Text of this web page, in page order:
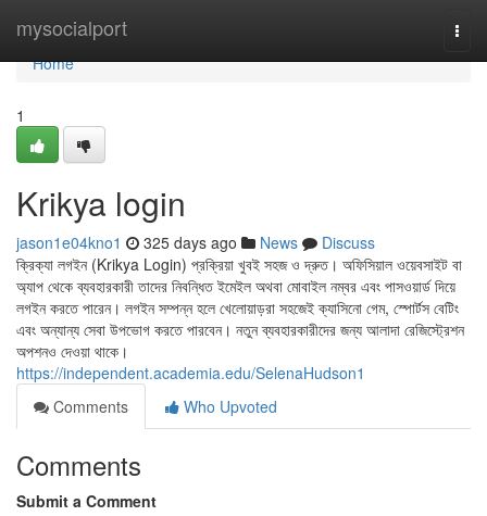
mysocialport
Home
Home
1
Krikya login
jason1e04kno1 325 days ago News
Discuss
ক্রিক্যা লগইন (Krikya Login) প্রক্রিয়া খুবই সহজ ও দ্রুত। অফিসিয়াল ওয়েবসাইট বা
অ্যাপ থেকে ব্যবহারকারী তাদের নিবন্ধিত ইমেইল অথবা মোবাইল নম্বর এবং পাসওয়ার্ড দিয়ে
লগইন করতে পারেন। লগইন সম্পন্ন হলে খেলোয়াড়রা সহজেই ক্যাসিনো গেম, স্পোর্টস বেটিং
এবং অন্যান্য সেবা উপভোগ করতে পারবেন। নতুন ব্যবহারকারীদের জন্য আলাদা রেজিস্ট্রেশন
অপশনও দেওয়া থাকে।
https://independent.academia.edu/SelenaHudson1
Comments
Who Upvoted
Comments
Submit a Comment